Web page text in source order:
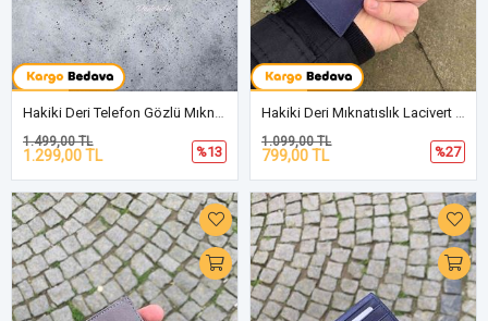
1.299,00 TL
1.499,00 TL
%13 799,00 TL
1.099,00 TL
%27